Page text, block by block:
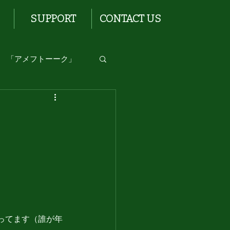
SUPPORT CONTACT US
「アメフトーーク」
てます（誰が年